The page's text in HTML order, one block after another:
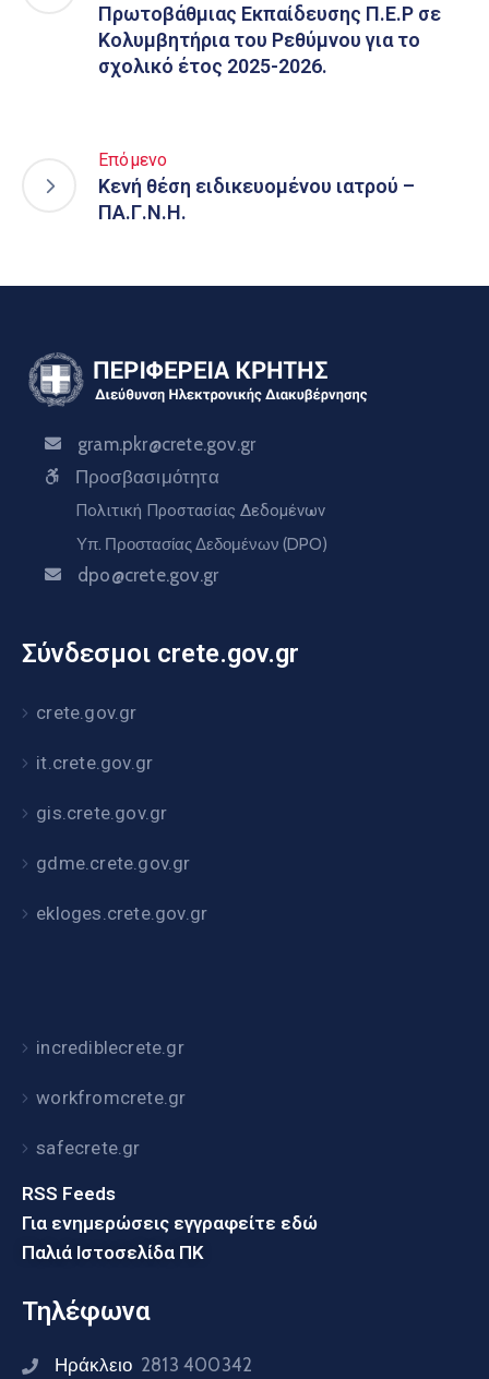
Πρωτοβάθμιας Εκπαίδευσης Π.Ε.Ρ σε
Κολυμβητήρια του Ρεθύμνου για το
σχολικό έτος 2025-2026.
Επόμενο
Κενή θέση ειδικευομένου ιατρού –
ΠΑ.Γ.Ν.Η.
gram.pkr@crete.gov.gr
Προσβασιμότητα
Πολιτική Προστασίας Δεδομένων
Υπ. Προστασίας Δεδομένων (DPO)
dpo@crete.gov.gr
Σύνδεσμοι crete.gov.gr
crete.gov.gr
it.crete.gov.gr
gis.crete.gov.gr
gdme.crete.gov.gr
ekloges.crete.gov.gr
incrediblecrete.gr
workfromcrete.gr
safecrete.gr
RSS Feeds
Για ενημερώσεις εγγραφείτε εδώ
Παλιά Ιστοσελίδα ΠΚ
Τηλέφωνα
Ηράκλειο 2813 400342